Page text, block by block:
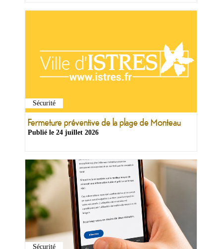
Sécurité
Fermeture préventive de la plage de Monteau
Publié le 24 juillet 2026
Sécurité